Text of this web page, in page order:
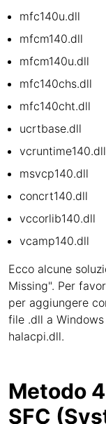
mfc140u.dll
mfcm140.dll
mfcm140u.dll
mfc140chs.dll
mfc140cht.dll
ucrtbase.dll
vcruntime140.dll
msvcp140.dll
concrt140.dll
vccorlib140.dll
vcamp140.dll
Ecco alcune
Missing". Per
per aggiungere
file .dll a
halacpi.dll.
Metodo
SFC